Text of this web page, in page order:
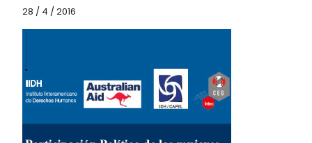
28 / 4 / 2016